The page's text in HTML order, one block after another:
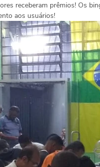
receberam prêmios! Os
aos usuários!